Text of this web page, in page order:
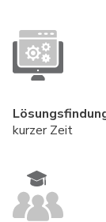
kurzer Zeit